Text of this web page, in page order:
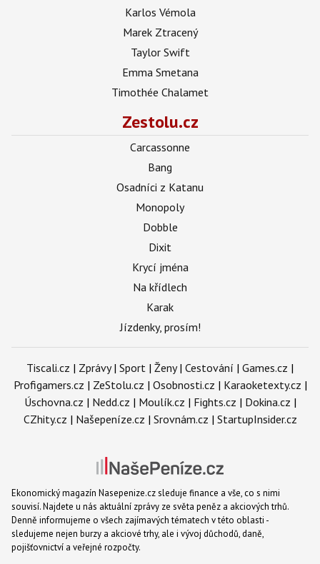
Karlos Vémola
Marek Ztracený
Taylor Swift
Emma Smetana
Timothée Chalamet
Zestolu.cz
Carcassonne
Bang
Osadníci z Katanu
Monopoly
Dobble
Dixit
Krycí jména
Na křídlech
Karak
Jízdenky, prosím!
Tiscali.cz | Zprávy| Sport | Ženy| Cestování | Games.cz |
Profigamers.cz | ZeStolu.cz | Osobnosti.cz | Karaoketexty.cz |
Úschovna.cz | Nedd.cz | Moulík.cz | Fights.cz | Dokina.cz |
CZhity.cz | Našepeníze.cz | Srovnám.cz | StartupInsider.cz
Ekonomický magazín Nasepenize.cz sleduje finance a vše, co s nimi
souvisí. Najdete u nás aktuální zprávy ze světa peněz a akciových trhů.
Denně informujeme o všech zajímavých tématech v této oblasti -
sledujeme nejen burzy a akciové trhy, ale i vývoj důchodů, daně,
pojišťovnictví a veřejné rozpočty.